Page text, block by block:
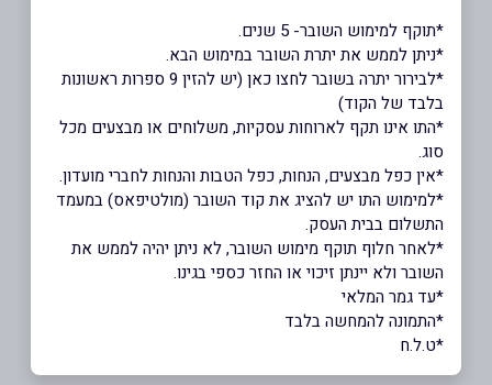
*תוקף למימוש השובר- 5 שנים.
*ניתן לממש את יתרת השובר במימוש הבא.
*לבירור יתרה בשובר לחצו כאן (יש להזין 9 ספרות ראשונות
בלבד של הקוד)
*התו אינו תקף לארוחות עסקיות, משלוחים או מבצעים מכל
סוג.
*אין כפל מבצעים, הנחות, כפל הטבות והנחות לחברי מועדון.
*למימוש התו יש להציג את קוד השובר (מולטיפאס) במעמד
התשלום בבית העסק.
*לאחר חלוף תוקף מימוש השובר, לא ניתן יהיה לממש את
השובר ולא יינתן זיכוי או החזר כספי בגינו.
*עד גמר המלאי
*התמונה להמחשה בלבד
*ט.ל.ח